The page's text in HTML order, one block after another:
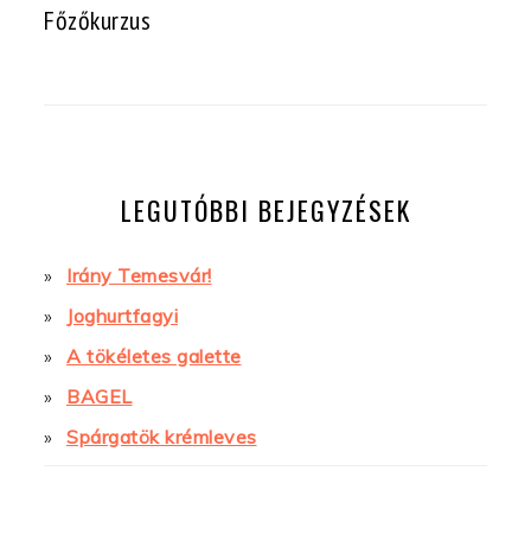
Főzőkurzus
LEGUTÓBBI BEJEGYZÉSEK
Irány Temesvár!
Joghurtfagyi
A tökéletes galette
BAGEL
Spárgatök krémleves